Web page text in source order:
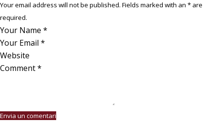
Your email address will not be published. Fields marked with an * are
required.
Your Name *
Your Email *
Website
Comment*
Envia un comentari